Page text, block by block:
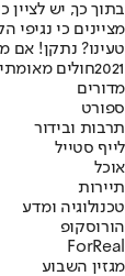
בתוך כך, יש
מציינים כי
טעינו? נתקן!
2021חולים
מדורים
ספורט
תרבות ובידור
לייף סטייל
אוכל
תיירות
טכנולוגיה ומדע
הורוסקופ
ForReal
מגזין השבוע